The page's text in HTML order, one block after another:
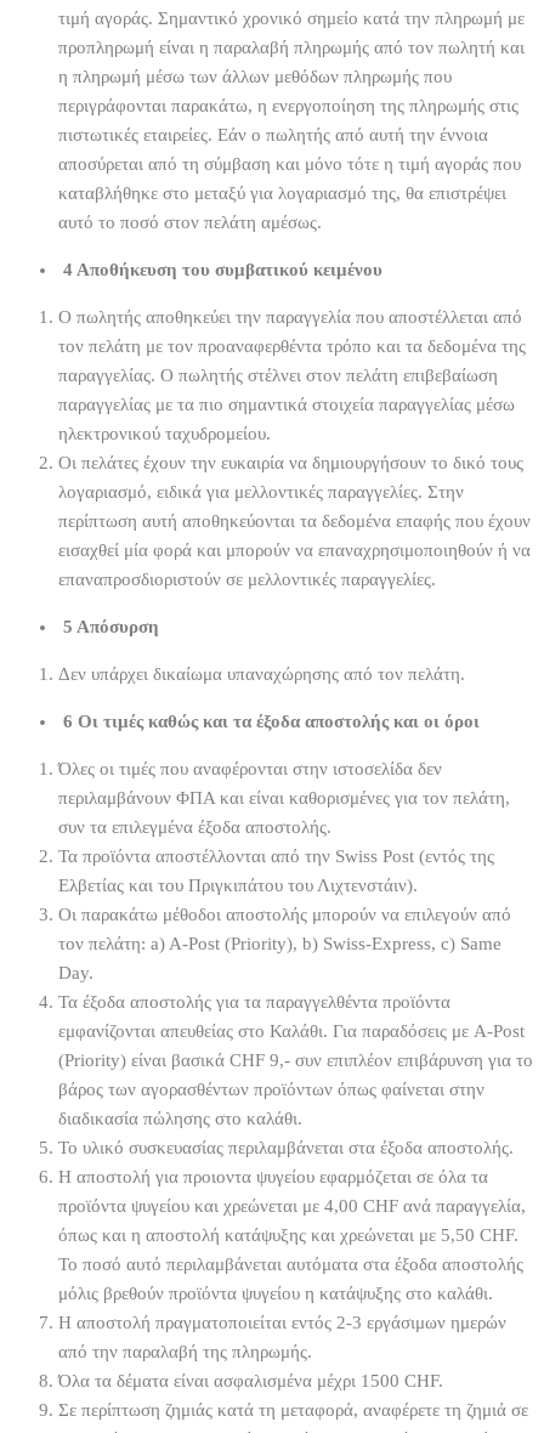
τιμή αγοράς. Σημαντικό χρονικό σημείο κατά την πληρωμή με
προπληρωμή είναι η παραλαβή πληρωμής από τον πωλητή και
η πληρωμή μέσω των άλλων μεθόδων πληρωμής που
περιγράφονται παρακάτω, η ενεργοποίηση της πληρωμής στις
πιστωτικές εταιρείες. Εάν ο πωλητής από αυτή την έννοια
αποσύρεται από τη σύμβαση και μόνο τότε η τιμή αγοράς που
καταβλήθηκε στο μεταξύ για λογαριασμό της, θα επιστρέψει
αυτό το ποσό στον πελάτη αμέσως.
4 Αποθήκευση του συμβατικού κειμένου
Ο πωλητής αποθηκεύει την παραγγελία που αποστέλλεται από
τον πελάτη με τον προαναφερθέντα τρόπο και τα δεδομένα της
παραγγελίας. Ο πωλητής στέλνει στον πελάτη επιβεβαίωση
παραγγελίας με τα πιο σημαντικά στοιχεία παραγγελίας μέσω
ηλεκτρονικού ταχυδρομείου.
Οι πελάτες έχουν την ευκαιρία να δημιουργήσουν το δικό τους
λογαριασμό, ειδικά για μελλοντικές παραγγελίες. Στην
περίπτωση αυτή αποθηκεύονται τα δεδομένα επαφής που έχουν
εισαχθεί μία φορά και μπορούν να επαναχρησιμοποιηθούν ή να
επαναπροσδιοριστούν σε μελλοντικές παραγγελίες.
5 Απόσυρση
Δεν υπάρχει δικαίωμα υπαναχώρησης από τον πελάτη.
6 Οι τιμές καθώς και τα έξοδα αποστολής και οι όροι
Όλες οι τιμές που αναφέρονται στην ιστοσελίδα δεν
περιλαμβάνουν ΦΠΑ και είναι καθορισμένες για τον πελάτη,
συν τα επιλεγμένα έξοδα αποστολής.
Τα προϊόντα αποστέλλονται από την Swiss Post (εντός της
Ελβετίας και του Πριγκιπάτου του Λιχτενστάιν).
Οι παρακάτω μέθοδοι αποστολής μπορούν να επιλεγούν από
τον πελάτη: a) A-Post (Priority), b) Swiss-Express, c) Same
Day.
Τα έξοδα αποστολής για τα παραγγελθέντα προϊόντα
εμφανίζονται απευθείας στο Καλάθι. Για παραδόσεις με A-Post
(Priority) είναι βασικά CHF 9,- συν επιπλέον επιβάρυνση για το
βάρος των αγορασθέντων προϊόντων όπως φαίνεται στην
διαδικασία πώλησης στο καλάθι.
Το υλικό συσκευασίας περιλαμβάνεται στα έξοδα αποστολής.
Η αποστολή για προιοντα ψυγείου εφαρμόζεται σε όλα τα
προϊόντα ψυγείου και χρεώνεται με 4,00 CHF ανά παραγγελία,
όπως και η αποστολή κατάψυξης και χρεώνεται με 5,50 CHF.
Το ποσό αυτό περιλαμβάνεται αυτόματα στα έξοδα αποστολής
μόλις βρεθούν προϊόντα ψυγείου η κατάψυξης στο καλάθι.
Η αποστολή πραγματοποιείται εντός 2-3 εργάσιμων ημερών
από την παραλαβή της πληρωμής.
Όλα τα δέματα είναι ασφαλισμένα μέχρι 1500 CHF.
Σε περίπτωση ζημιάς κατά τη μεταφορά, αναφέρετε τη ζημιά σε